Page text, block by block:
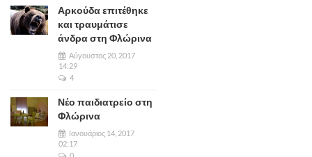
Αρκούδα επιτέθηκε
και τραυμάτισε
άνδρα στη Φλώρινα
Αύγουστος 20, 2017
14:29
4
Νέο παιδιατρείο στη
Φλώρινα
Ιανουάριος 14, 2017
02:17
0